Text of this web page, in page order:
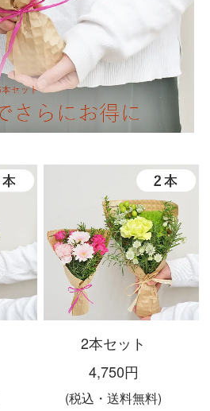
2本セット
4,750円
(税込・送料無料)